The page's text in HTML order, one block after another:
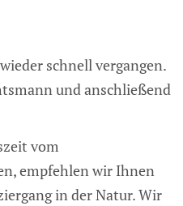
schnell vergangen.
und anschließend
vom
empfehlen wir Ihnen
in der Natur. Wir